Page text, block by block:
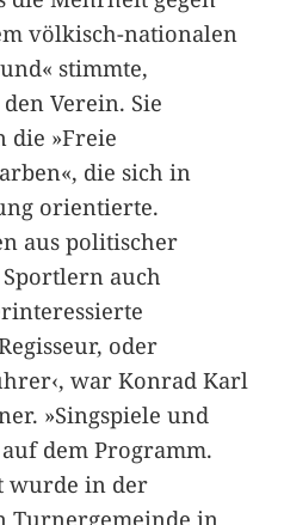
völkisch-nationalen
stimmte,
Verein. Sie
die »Freie
die sich in
orientierte.
aus politischer
auch
oder
war Konrad Karl
»Singspiele und
dem Programm.
wurde in der
Turnergemeinde in